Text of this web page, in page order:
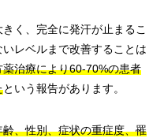
く、完全に発汗が止まるこ
いレベルまで改善することは
薬治療により60-70%の患者
という報告があります。
齢、性別、症状の重症度、罹